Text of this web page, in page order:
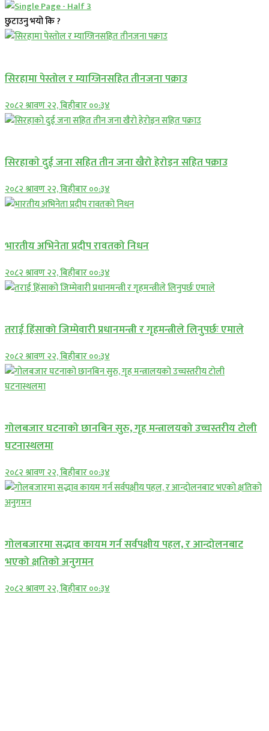
छुटाउनु भयो कि ?
सिरहामा पेस्तोल र म्याग्जिनसहित तीनजना पक्राउ
२०८२ श्रावण २२, बिहीबार ००:३४
सिरहाकाे दुई जना सहित तीन जना खैरो हेरोइन सहित पक्राउ
२०८२ श्रावण २२, बिहीबार ००:३४
भारतीय अभिनेता प्रदीप रावतको निधन
२०८२ श्रावण २२, बिहीबार ००:३४
तराई हिंसाको जिम्मेवारी प्रधानमन्त्री र गृहमन्त्रीले लिनुपर्छः एमाले
२०८२ श्रावण २२, बिहीबार ००:३४
गोलबजार घटनाको छानबिन सुरु, गृह मन्त्रालयको उच्चस्तरीय टोली
घटनास्थलमा
२०८२ श्रावण २२, बिहीबार ००:३४
गोलबजारमा सद्भाव कायम गर्न सर्वपक्षीय पहल, र आन्दोलनबाट
भएको क्षतिको अनुगमन
२०८२ श्रावण २२, बिहीबार ००:३४